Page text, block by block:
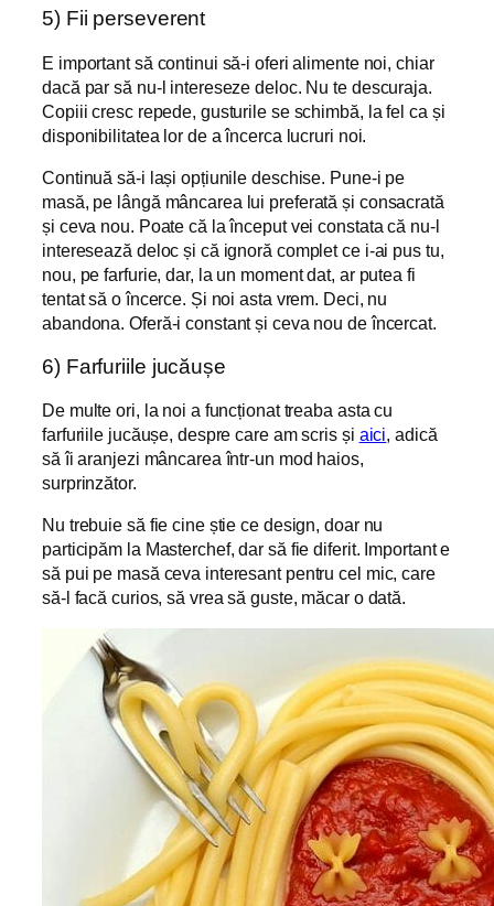
5) Fii perseverent
E important să continui să-i oferi alimente noi, chiar
dacă par să nu-l intereseze deloc. Nu te descuraja.
Copiii cresc repede, gusturile se schimbă, la fel ca și
disponibilitatea lor de a încerca lucruri noi.
Continuă să-i lași opțiunile deschise. Pune-i pe
masă, pe lângă mâncarea lui preferată și consacrată
și ceva nou. Poate că la început vei constata că nu-l
interesează deloc și că ignoră complet ce i-ai pus tu,
nou, pe farfurie, dar, la un moment dat, ar putea fi
tentat să o încerce. Și noi asta vrem. Deci, nu
abandona. Oferă-i constant și ceva nou de încercat.
6) Farfuriile jucăușe
De multe ori, la noi a funcționat treaba asta cu
farfuriile jucăușe, despre care am scris și aici, adică
să îi aranjezi mâncarea într-un mod haios,
surprinzător.
Nu trebuie să fie cine știe ce design, doar nu
participăm la Masterchef, dar să fie diferit. Important e
să pui pe masă ceva interesant pentru cel mic, care
să-l facă curios, să vrea să guste, măcar o dată.